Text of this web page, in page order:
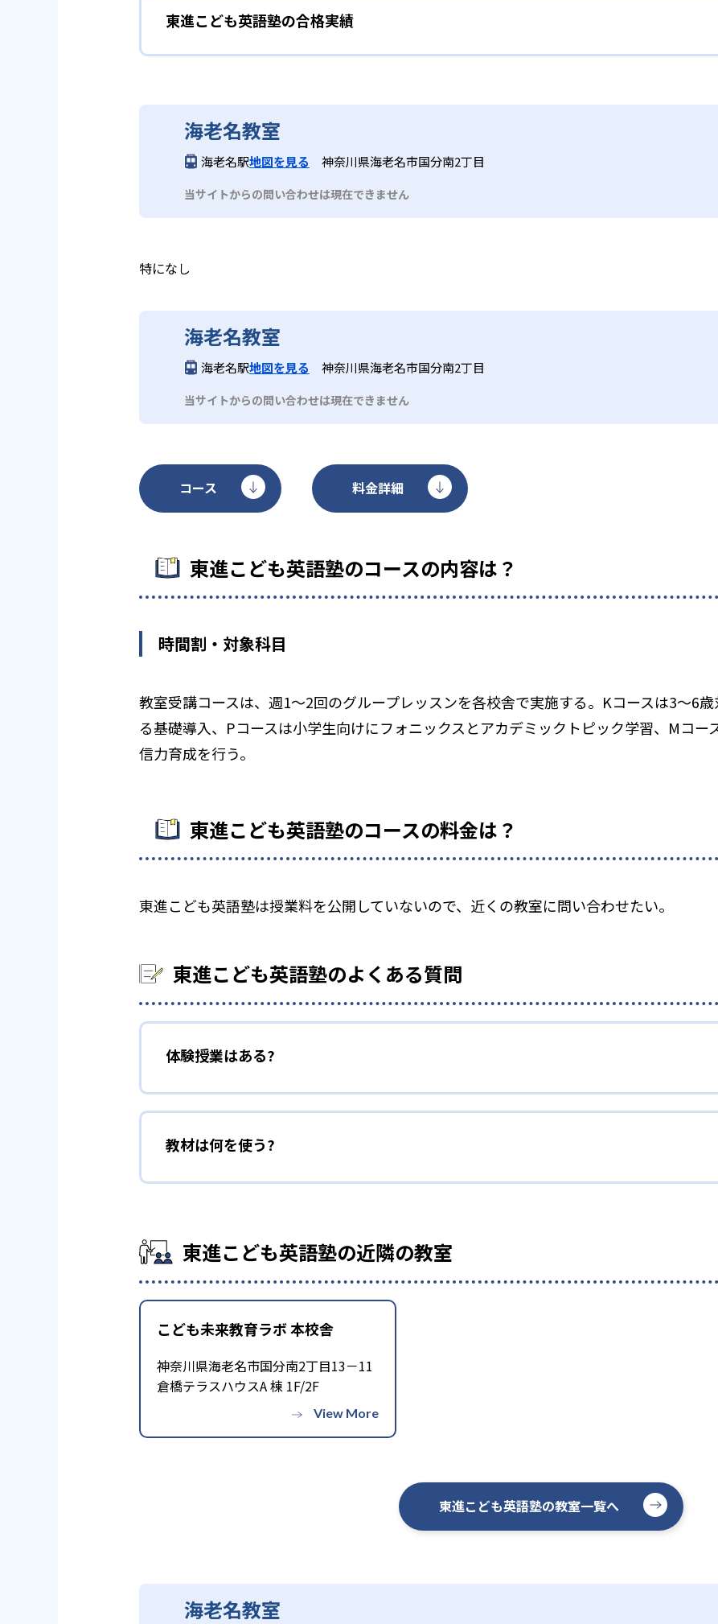
3 家庭学習をサポートするホームレビュー
小学生向けのPコースは、P1～P6までの段階的なレベル設定で、初心者から上級者まで対応す
科書が読めるレベルを目指して土台をつくり、P3・P4からは算数・理科・社会のトピックを英
中学生 発信力を磨きたい人
Mコースは中学生向けに設計されており、科学・社会・文学のアカデミックなトピックを取り上
レゼンテーションを行う。英語での発信力と表現力を磨いていく。
東進こども英語塾は、セサミストリート教材をベースにオールイングリッシュで指導し、本格
た、ホームレビューにより自宅でも毎日ネイティブ英語に触れられるためインプット量が増え
2コースから選択できる点もメリットだ。
どんなデメリットがある?
公式サイトには月謝やクラス定員の詳細が掲載されていないため、具体的な費用や学習環境に
要である。
東進こども英語塾の合格実績
東進こども英語塾は合格実績を公式サイトで公開していない。
海老名教室
海老名駅地図を見る 神奈川県海老名市国分南2丁目
当サイトからの問い合わせは現在できません
特になし
海老名教室
海老名駅地図を見る 神奈川県海老名市国分南2丁目
当サイトからの問い合わせは現在できません
コース 料金詳細
東進こども英語塾のコースの内容は？
時間割・対象科目
教室受講コースは、週1～2回のグループレッスンを各校舎で実施する。Kコースは3～6
る基礎導入、Pコースは小学生向けにフォニックスとアカデミックトピック学習、Mコ
信力育成を行う。
東進こども英語塾のコースの料金は？
東進こども英語塾は授業料を公開していないので、近くの教室に問い合わせたい。
東進こども英語塾のよくある質問
体験授業はある?
教材は何を使う?
東進こども英語塾の近隣の教室
こども未来教育ラボ 本校舎
神奈川県海老名市国分南2丁目13－11
倉橋テラスハウスA 棟 1F/2F
東進こども英語塾の教室一覧へ
海老名教室